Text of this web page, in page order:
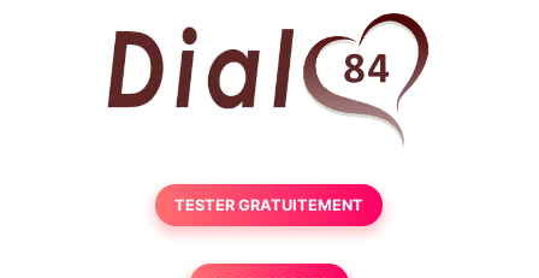
TESTER GRATUITEMENT